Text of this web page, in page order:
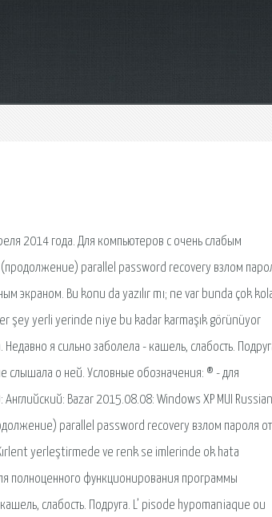
2014 года. Для компьютеров с очень слабым
parallel password recovery взлом
экраном. Bu konu da yazılır mı; ne var bunda çok
şey yerli yerinde niye bu kadar karmaşık görünüyor
я сильно заболела - кашель, слабость.
слышала о ней. Условные обозначения: ® - для
Bazar 2015.08.08: Windows XP MUI
parallel password recovery взлом пароля от
yerleştirmede ve renk se imlerinde ok hata
полноценного функционирования программы
слабость. Подруга. L’ pisode hypomaniaque ou